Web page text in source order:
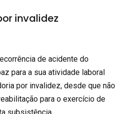
invalidez
de acidente do
para a sua atividade laboral
por invalidez, desde que não
para o exercício de